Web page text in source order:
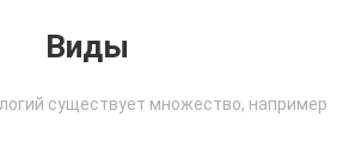
Виды
существует множество, например